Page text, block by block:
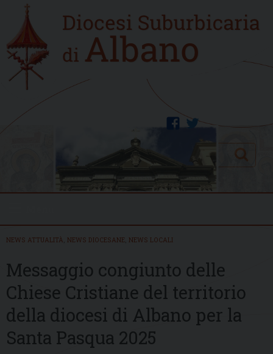
content
Home
new
twitter
facebook
Search
NEWS ATTUALITÀ NEWS DIOCESANE NEWS LOCALI
Messaggio congiunto delle
Chiese Cristiane del territorio
della diocesi di Albano per la
Santa Pasqua 2025